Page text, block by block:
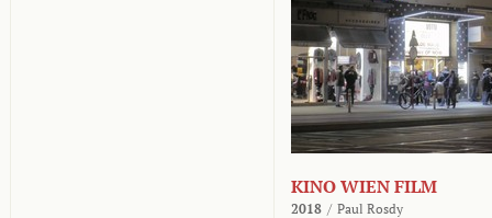
KINO WIEN FILM
2018 / Paul Rosdy